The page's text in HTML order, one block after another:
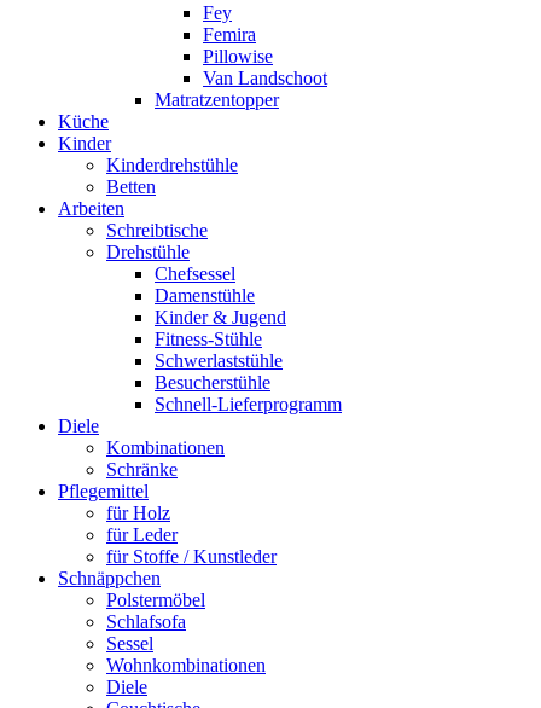
Fey
Femira
Pillowise
Van Landschoot
Matratzentopper
Küche
Kinder
Kinderdrehstühle
Betten
Arbeiten
Schreibtische
Drehstühle
Chefsessel
Damenstühle
Kinder & Jugend
Fitness-Stühle
Schwerlaststühle
Besucherstühle
Schnell-Lieferprogramm
Diele
Kombinationen
Schränke
Pflegemittel
für Holz
für Leder
für Stoffe / Kunstleder
Schnäppchen
Polstermöbel
Schlafsofa
Sessel
Wohnkombinationen
Diele